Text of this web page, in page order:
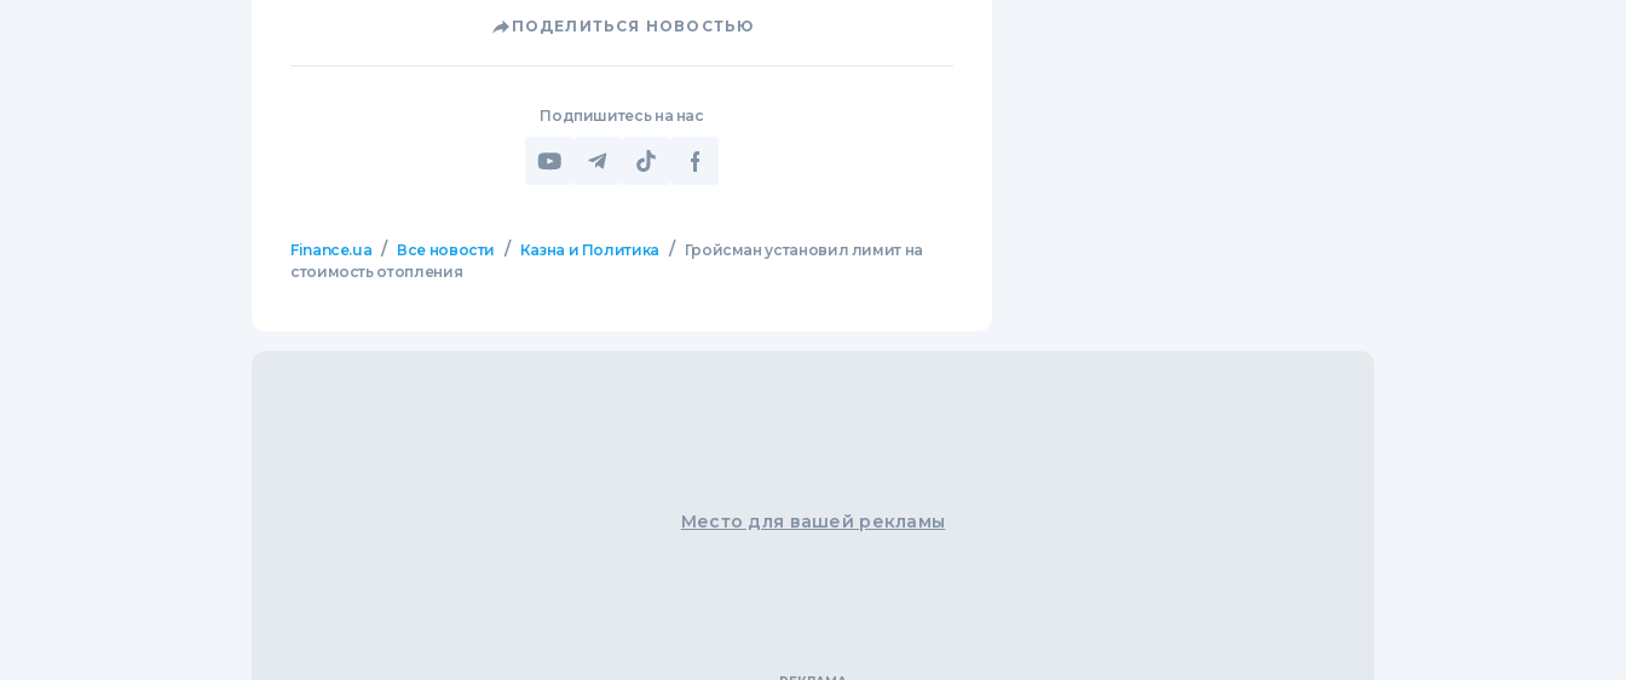
ПОДЕЛИТЬСЯ НОВОСТЬЮ
Подпишитесь на нас
Finance.ua / Все новости / Казна и Политика /
Гройсман установил лимит на
стоимость отопления
Место для вашей рекламы